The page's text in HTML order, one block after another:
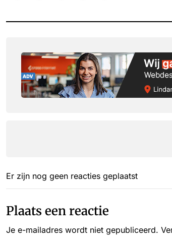
Er zijn nog geen reacties geplaatst
Plaats een reactie
Je e-mailadres wordt niet gepubliceerd.